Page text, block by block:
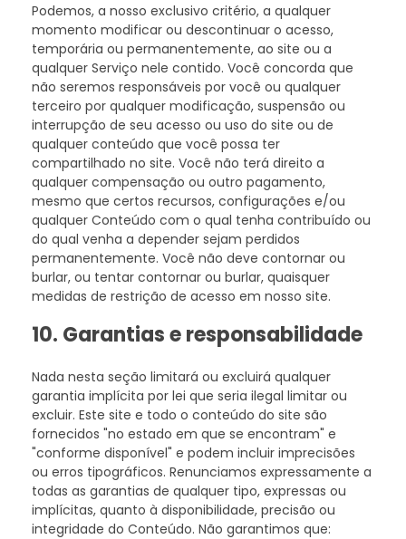
Podemos, a nosso exclusivo critério, a qualquer
momento modificar ou descontinuar o acesso,
temporária ou permanentemente, ao site ou a
qualquer Serviço nele contido. Você concorda que
não seremos responsáveis por você ou qualquer
terceiro por qualquer modificação, suspensão ou
interrupção de seu acesso ou uso do site ou de
qualquer conteúdo que você possa ter
compartilhado no site. Você não terá direito a
qualquer compensação ou outro pagamento,
mesmo que certos recursos, configurações e/ou
qualquer Conteúdo com o qual tenha contribuído ou
do qual venha a depender sejam perdidos
permanentemente. Você não deve contornar ou
burlar, ou tentar contornar ou burlar, quaisquer
medidas de restrição de acesso em nosso site.
10. Garantias e responsabilidade
Nada nesta seção limitará ou excluirá qualquer
garantia implícita por lei que seria ilegal limitar ou
excluir. Este site e todo o conteúdo do site são
fornecidos "no estado em que se encontram" e
"conforme disponível" e podem incluir imprecisões
ou erros tipográficos. Renunciamos expressamente a
todas as garantias de qualquer tipo, expressas ou
implícitas, quanto à disponibilidade, precisão ou
integridade do Conteúdo. Não garantimos que: